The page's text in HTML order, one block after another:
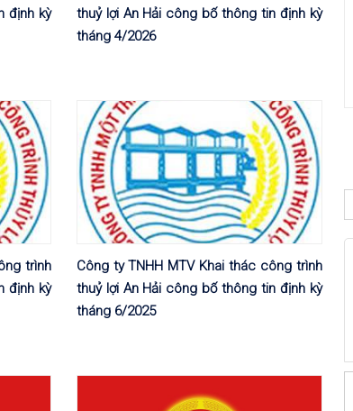
định kỳ
thuỷ lợi An Hải công bố thông tin định kỳ
tháng 4/2026
trình
định kỳ
Công ty TNHH MTV Khai thác công trình
thuỷ lợi An Hải công bố thông tin định kỳ
tháng 6/2025